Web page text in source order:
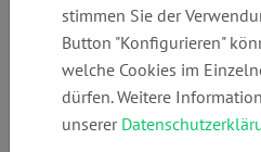
stimmen Sie der
Button "Konfigurieren"
welche Cookies im
dürfen. Weitere
unserer